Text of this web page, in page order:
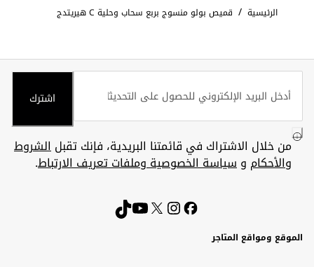
الرئيسية / قميص بولو منسوج بربع سحاب وحلية C هيريتدج
اشترك
من خلال الاشتراك في قائمتنا البريدية، فإنك تقبلالشروط
والأحكام وسياسة الخصوصية وملفات تعريف الارتباط.
الموقع ومواقع المتاجر